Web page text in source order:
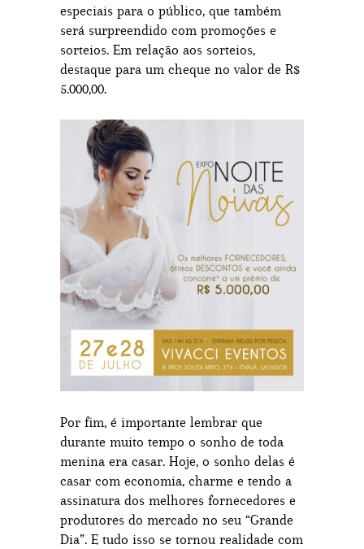
especiais para o público, que também
será surpreendido com promoções e
sorteios. Em relação aos sorteios,
destaque para um cheque no valor de R$
5.000,00.
Por fim, é importante lembrar que
durante muito tempo o sonho de toda
menina era casar. Hoje, o sonho delas é
casar com economia, charme e tendo a
assinatura dos melhores fornecedores e
produtores do mercado no seu “Grande
Dia”. E tudo isso se tornou realidade com